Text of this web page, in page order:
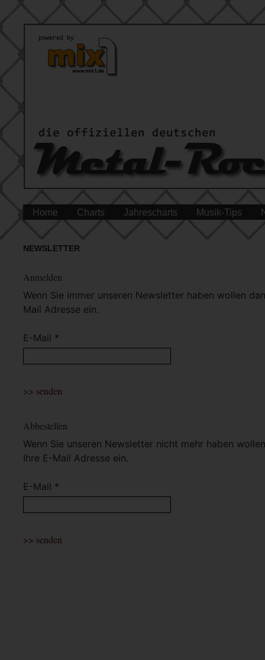
Home Charts Jahrescharts Musik-Tips
NEWSLETTER
Anmelden
Wenn Sie immer unseren Newsletter haben wollen
Mail Adresse ein.
E-Mail *
Abbestellen
Wenn Sie unseren Newsletter nicht mehr haben
Ihre E-Mail Adresse ein.
E-Mail *